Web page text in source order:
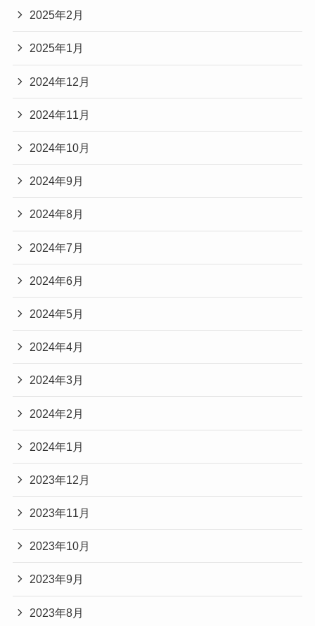
2025年2月
2025年1月
2024年12月
2024年11月
2024年10月
2024年9月
2024年8月
2024年7月
2024年6月
2024年5月
2024年4月
2024年3月
2024年2月
2024年1月
2023年12月
2023年11月
2023年10月
2023年9月
2023年8月